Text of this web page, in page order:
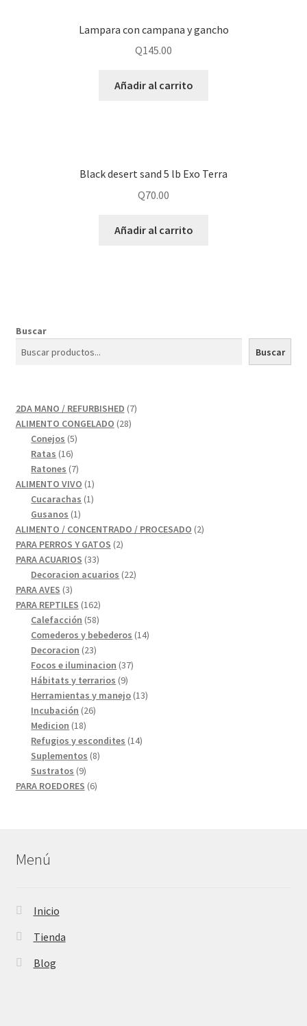
Lampara con campana y gancho
Q145.00
Añadir al carrito
Black desert sand 5 lb Exo Terra
Q70.00
Añadir al carrito
Buscar
Buscar
2DA MANO / REFURBISHED 77
ALIMENTO CONGELADO 2828
Conejos 55
Ratas 1616
productos
Ratones 77
productos
ALIMENTO VIVO 11
producto
Cucarachas 11
Gusanos 11
producto
ALIMENTO / CONCENTRADO / PROCESADO 22
PARA PERROS Y GATOS 22
PARA ACUARIOS 3333
productos
Decoracion acuarios 2222
PARA AVES 33
productos
PARA REPTILES 162162
productos
Calefacción 5858
productos
Comederos y bebederos 1414
Decoracion 2323
productos
Focos e iluminacion 3737
Hábitats y terrarios 99
productos
Herramientas y manejo 1313
Incubación 2626
Medicion 1818
productos
Refugios y escondites 1414
Suplementos 88
Sustratos 99
productos
PARA ROEDORES 66
Menú
Inicio
Tienda
Blog